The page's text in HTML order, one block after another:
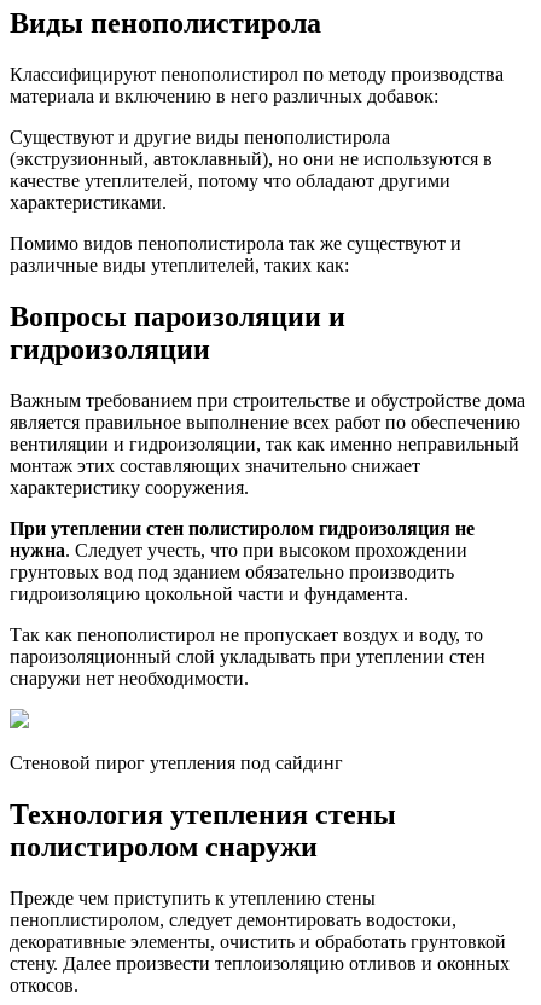
Виды пенополистирола
Классифицируют пенополистирол по методу производства
материала и включению в него различных добавок:
Существуют и другие виды пенополистирола
(экструзионный, автоклавный), но они не используются в
качестве утеплителей, потому что обладают другими
характеристиками.
Помимо видов пенополистирола так же существуют и
различные виды утеплителей, таких как:
Вопросы пароизоляции и
гидроизоляции
Важным требованием при строительстве и обустройстве дома
является правильное выполнение всех работ по обеспечению
вентиляции и гидроизоляции, так как именно неправильный
монтаж этих составляющих значительно снижает
характеристику сооружения.
При утеплении стен полистиролом гидроизоляция не
нужна. Следует учесть, что при высоком прохождении
грунтовых вод под зданием обязательно производить
гидроизоляцию цокольной части и фундамента.
Так как пенополистирол не пропускает воздух и воду, то
пароизоляционный слой укладывать при утеплении стен
снаружи нет необходимости.
Стеновой пирог утепления под сайдинг
Технология утепления стены
полистиролом снаружи
Прежде чем приступить к утеплению стены
пеноплистиролом, следует демонтировать водостоки,
декоративные элементы, очистить и обработать грунтовкой
стену. Далее произвести теплоизоляцию отливов и оконных
откосов.